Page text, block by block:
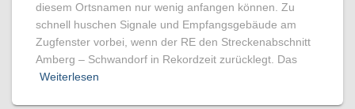
diesem Ortsnamen nur wenig anfangen können. Zu
schnell huschen Signale und Empfangsgebäude am
Zugfenster vorbei, wenn der RE den Streckenabschnitt
Amberg – Schwandorf in Rekordzeit zurücklegt. Das
Weiterlesen